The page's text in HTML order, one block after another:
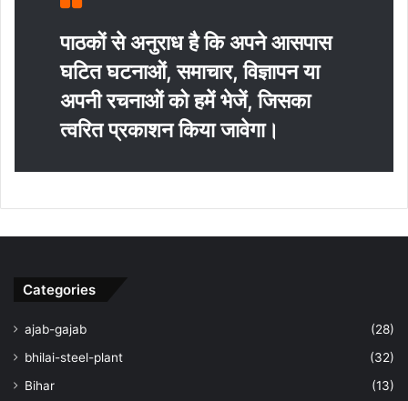
पाठकों से अनुराध है कि अपने आसपास
घटित घटनाओं, समाचार, विज्ञापन या
अपनी रचनाओं को हमें भेजें, जिसका
त्‍वरित प्रकाशन किया जावेगा।
Categories
ajab-gajab
(28)
bhilai-steel-plant
(32)
Bihar
(13)